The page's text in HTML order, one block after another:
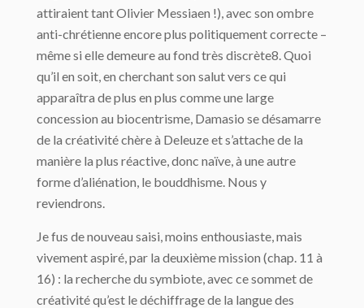
attiraient tant Olivier Messiaen !), avec son ombre
anti-chrétienne encore plus politiquement correcte –
même si elle demeure au fond très discrète8. Quoi
qu’il en soit, en cherchant son salut vers ce qui
apparaîtra de plus en plus comme une large
concession au biocentrisme, Damasio se désamarre
de la créativité chère à Deleuze et s’attache de la
manière la plus réactive, donc naïve, à une autre
forme d’aliénation, le bouddhisme. Nous y
reviendrons.
Je fus de nouveau saisi, moins enthousiaste, mais
vivement aspiré, par la deuxième mission (chap. 11 à
16) : la recherche du symbiote, avec ce sommet de
créativité qu’est le déchiffrage de la langue des